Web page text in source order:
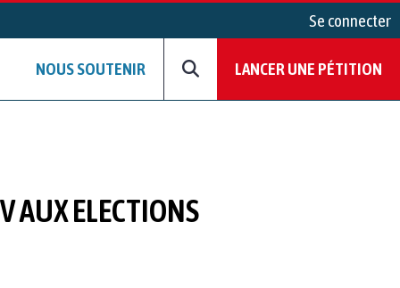
Se connecter
NOUS SOUTENIR LANCER UNE PÉTITION
AUX ELECTIONS